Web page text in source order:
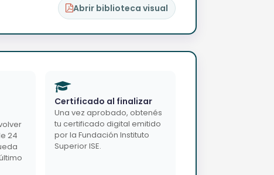
Abrir biblioteca visual
24
Certificado al finalizar
Una vez aprobado, obtenés
tu certificado digital emitido
por la Fundación Instituto
Superior ISE.